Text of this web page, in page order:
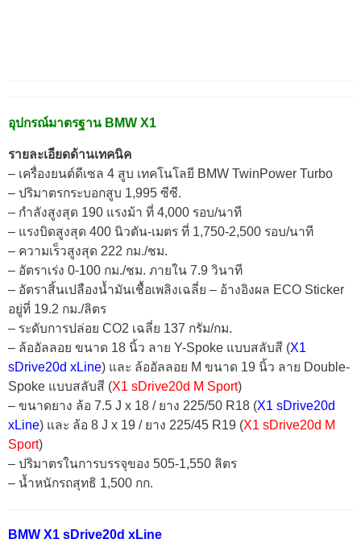
อุปกรณ์มาตรฐาน BMW X1
รายละเอียดด้านเทคนิค
– เครื่องยนต์ดีเซล 4 สูบ เทคโนโลยี BMW TwinPower Turbo
– ปริมาตรกระบอกสูบ 1,995 ซีซี.
– กำลังสูงสุด 190 แรงม้า ที่ 4,000 รอบ/นาที
– แรงบิดสูงสุด 400 นิวตัน-เมตร ที่ 1,750-2,500 รอบ/นาที
– ความเร็วสูงสุด 222 กม./ชม.
– อัตราเร่ง 0-100 กม./ชม. ภายใน 7.9 วินาที
– อัตราสิ้นเปลืองน้ำมันเชื้อเพลิงเฉลี่ย – อ้างอิงผล ECO Sticker
อยู่ที่ 19.2 กม./ลิตร
– ระดับการปล่อย CO2 เฉลี่ย 137 กรัม/กม.
– ล้ออัลลอย ขนาด 18 นิ้ว ลาย Y-Spoke แบบสลับสี (X1
sDrive20d xLine) และ ล้ออัลลอย M ขนาด 19 นิ้ว ลาย Double-
Spoke แบบสลับสี (X1 sDrive20d M Sport)
– ขนาดยาง ล้อ 7.5 J x 18 / ยาง 225/50 R18 (X1 sDrive20d
xLine) และ ล้อ 8 J x 19 / ยาง 225/45 R19 (X1 sDrive20d M
Sport)
– ปริมาตรในการบรรจุของ 505-1,550 ลิตร
– น้ำหนักรถสุทธิ 1,500 กก.
BMW X1 sDrive20d xLine